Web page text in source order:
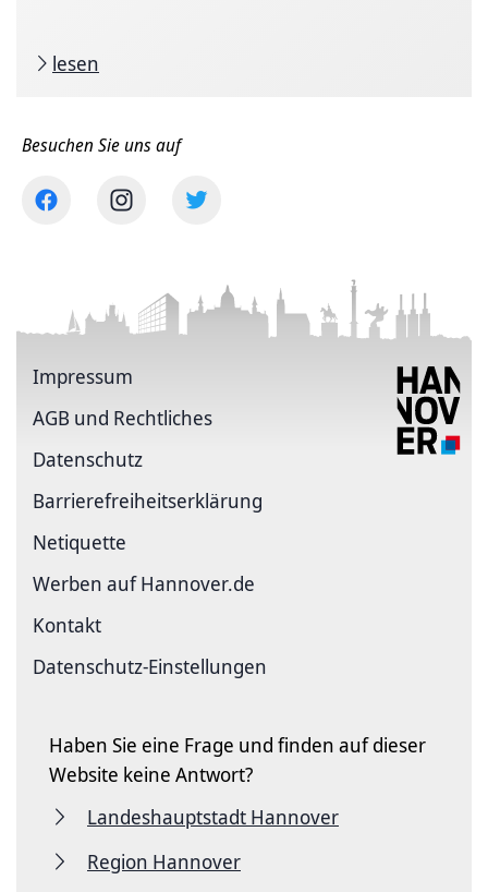
lesen
Besuchen Sie uns auf
Impressum
AGB und Rechtliches
Datenschutz
Barriere­freiheits­erklärung
Netiquette
Werben auf Hannover.de
Kontakt
Datenschutz-Einstellungen
Haben Sie eine Frage und finden auf dieser
Website keine Antwort?
Landeshauptstadt Hannover
Region Hannover